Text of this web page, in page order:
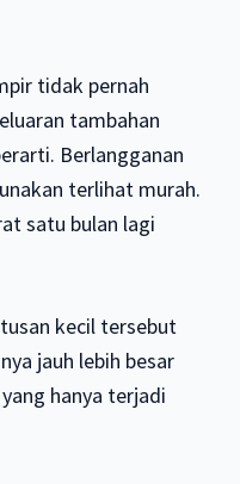
tidak pernah
tambahan
Berlangganan
terlihat murah.
satu bulan lagi
kecil tersebut
jauh lebih besar
hanya terjadi